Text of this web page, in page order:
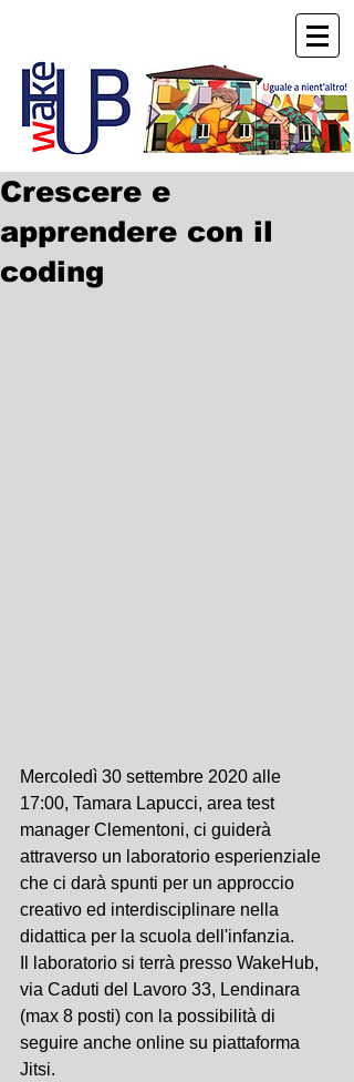
Crescere e
apprendere con il
coding
Mercoledì 30 settembre 2020 alle
17:00, Tamara Lapucci, area test
manager Clementoni, ci guiderà
attraverso un laboratorio esperienziale
che ci darà spunti per un approccio
creativo ed interdisciplinare nella
didattica per la scuola dell'infanzia.
Il laboratorio si terrà presso WakeHub,
via Caduti del Lavoro 33, Lendinara
(max 8 posti) con la possibilità di
seguire anche online su piattaforma
Jitsi.